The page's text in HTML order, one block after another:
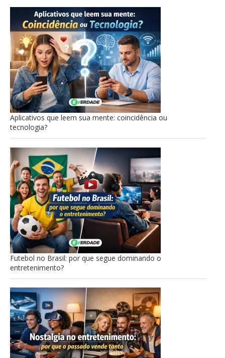
Aplicativos que leem sua mente: coincidência ou
tecnologia?
Futebol no Brasil: por que segue dominando o
entretenimento?